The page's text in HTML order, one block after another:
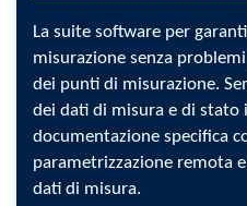
La suite software per
misurazione senza
dei punti di misurazione.
dei dati di misura e di stato
documentazione specifica
parametrizzazione remota
dati di misura.